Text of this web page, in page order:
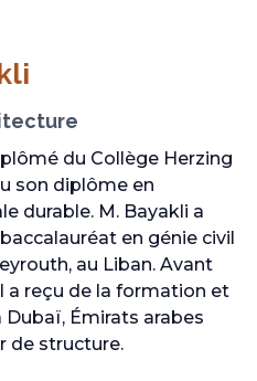
du Collège Herzing
son diplôme en
durable. M. Bayakli a
en génie civil
au Liban. Avant
a reçu de la formation et
Émirats arabes
de structure.